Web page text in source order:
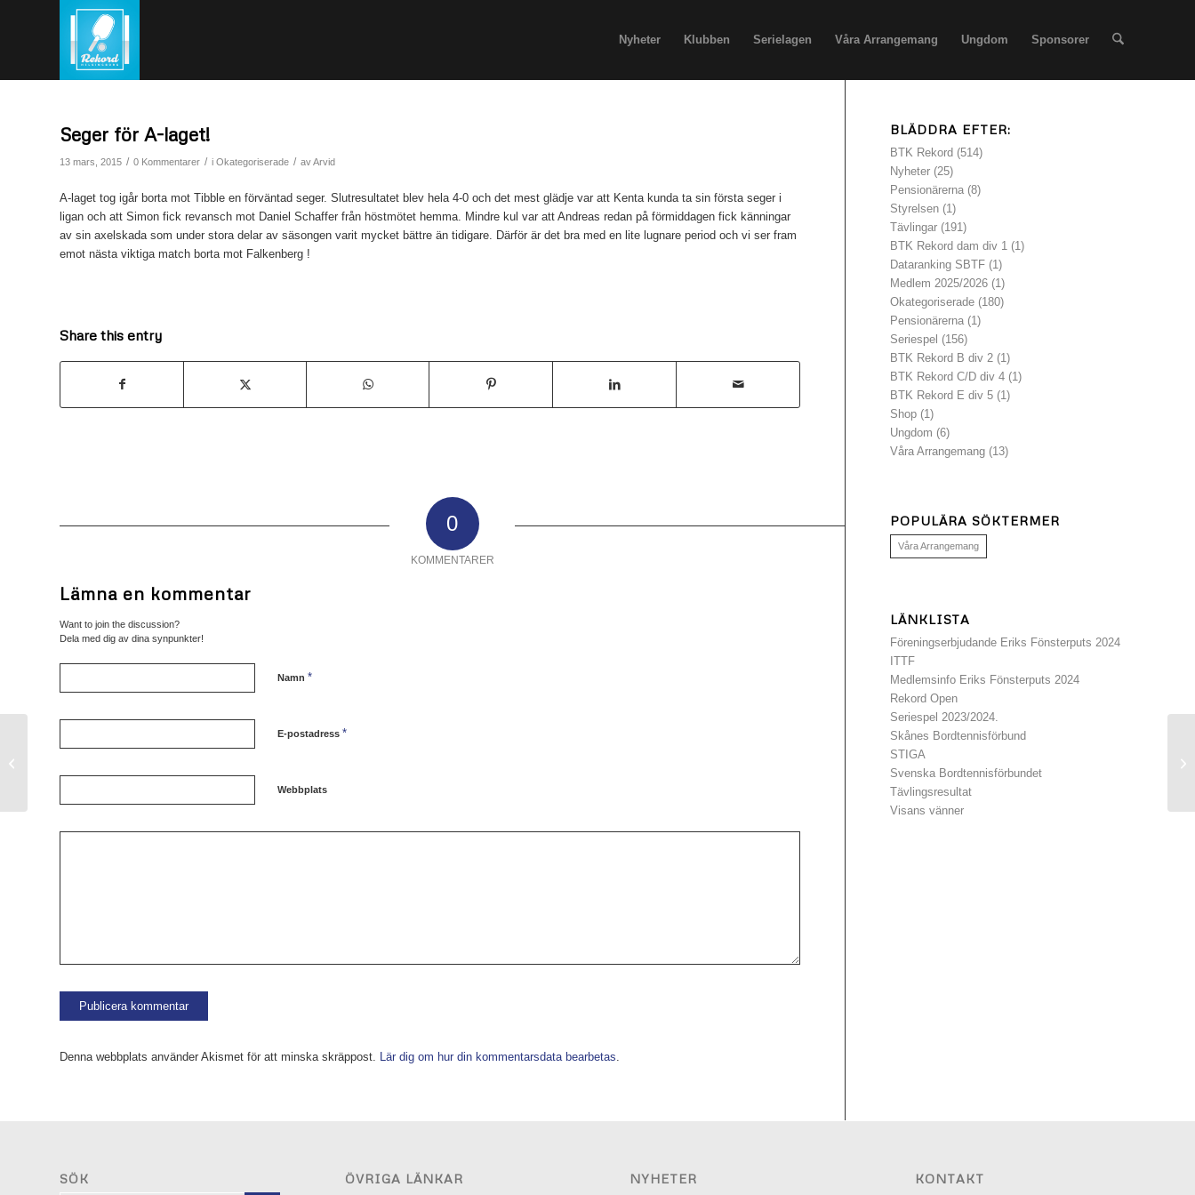
Nyheter Klubben Serielagen Våra Arrangemang Ungdom Sponsorer
Seger för A-laget!
13 mars, 2015 / 0 Kommentarer / i Okategoriserade / avArvid
A-laget tog igår borta mot Tibble en förväntad seger. Slutresultatet blev hela 4-0 och det mest glädje var att Kenta kunda ta sin första seger i
ligan och att Simon fick revansch mot Daniel Schaffer från höstmötet hemma. Mindre kul var att Andreas redan på förmiddagen fick känningar
av sin axelskada som under stora delar av säsongen varit mycket bättre än tidigare. Därför är det bra med en lite lugnare period och vi ser fram
emot nästa viktiga match borta mot Falkenberg !
Share this entry
0
KOMMENTARER
Lämna en kommentar
Want to join the discussion?
Dela med dig av dina synpunkter!
Namn *
E-postadress *
Webbplats
Denna webbplats använder Akismet för att minska skräppost. Lär dig om hur din kommentarsdata bearbetas.
BLÄDDRA EFTER:
BTK Rekord (514)
Nyheter (25)
Pensionärerna (8)
Styrelsen (1)
Tävlingar (191)
BTK Rekord dam div 1 (1)
Dataranking SBTF (1)
Medlem 2025/2026 (1)
Okategoriserade (180)
Pensionärerna (1)
Seriespel (156)
BTK Rekord B div 2 (1)
BTK Rekord C/D div 4 (1)
BTK Rekord E div 5 (1)
Shop (1)
Ungdom (6)
Våra Arrangemang (13)
POPULÄRA SÖKTERMER
Våra Arrangemang
LÄNKLISTA
Föreningserbjudande Eriks Fönsterputs 2024
ITTF
Medlemsinfo Eriks Fönsterputs 2024
Rekord Open
Seriespel 2023/2024.
Skånes Bordtennisförbund
STIGA
Svenska Bordtennisförbundet
Tävlingsresultat
Visans vänner
SÖK ÖVRIGA LÄNKAR NYHETER KONTAKT